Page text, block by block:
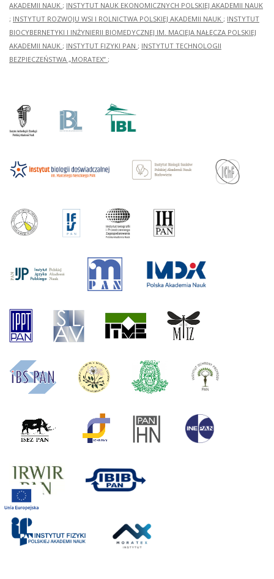
AKADEMII NAUK ; INSTYTUT NAUK EKONOMICZNYCH POLSKIEJ AKADEMII NAUK
; INSTYTUT ROZWOJU WSI I ROLNICTWA POLSKIEJ AKADEMII NAUK ; INSTYTUT
BIOCYBERNETYKI I INŻYNIERII BIOMEDYCZNEJ IM. MACIEJA NAŁĘCZA POLSKIEJ
AKADEMII NAUK ; INSTYTUT FIZYKI PAN ; INSTYTUT TECHNOLOGII
BEZPIECZEŃSTWA „MORATEX” ;